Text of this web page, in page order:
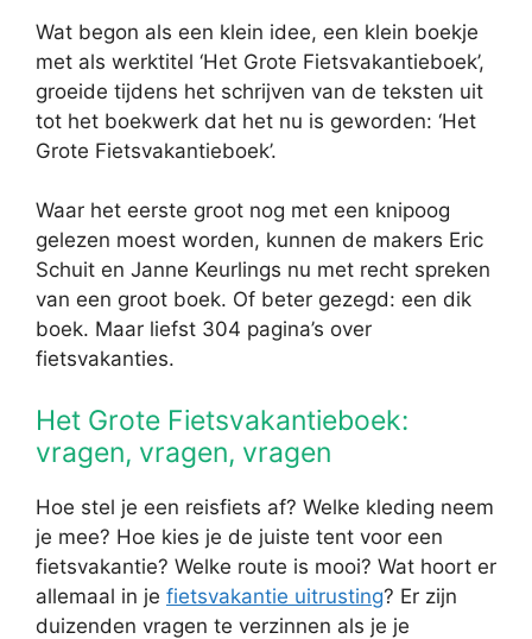
Wat begon als een klein idee, een klein boekje
met als werktitel ‘Het Grote Fietsvakantieboek’,
groeide tijdens het schrijven van de teksten uit
tot het boekwerk dat het nu is geworden: ‘Het
Grote Fietsvakantieboek’.
Waar het eerste groot nog met een knipoog
gelezen moest worden, kunnen de makers Eric
Schuit en Janne Keurlings nu met recht spreken
van een groot boek. Of beter gezegd: een dik
boek. Maar liefst 304 pagina’s over
fietsvakanties.
Het Grote Fietsvakantieboek:
vragen, vragen, vragen
Hoe stel je een reisfiets af? Welke kleding neem
je mee? Hoe kies je de juiste tent voor een
fietsvakantie? Welke route is mooi? Wat hoort er
allemaal in je fietsvakantie uitrusting? Er zijn
duizenden vragen te verzinnen als je je